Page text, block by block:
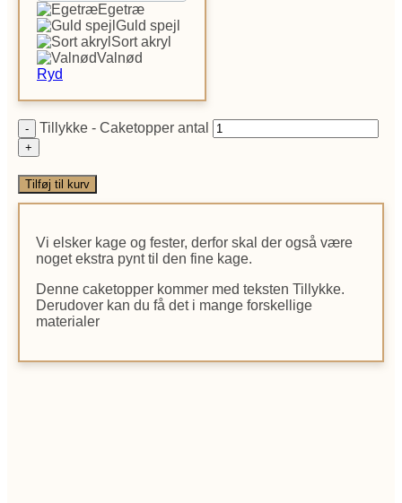
Egetræ
Guld spejl
Sort akryl
Valnød
Ryd
Tillykke - Caketopper antal
Tilføj til kurv
Vi elsker kage og fester, derfor skal der også være
noget ekstra pynt til den fine kage.
Denne caketopper kommer med teksten Tillykke.
Derudover kan du få det i mange forskellige
materialer